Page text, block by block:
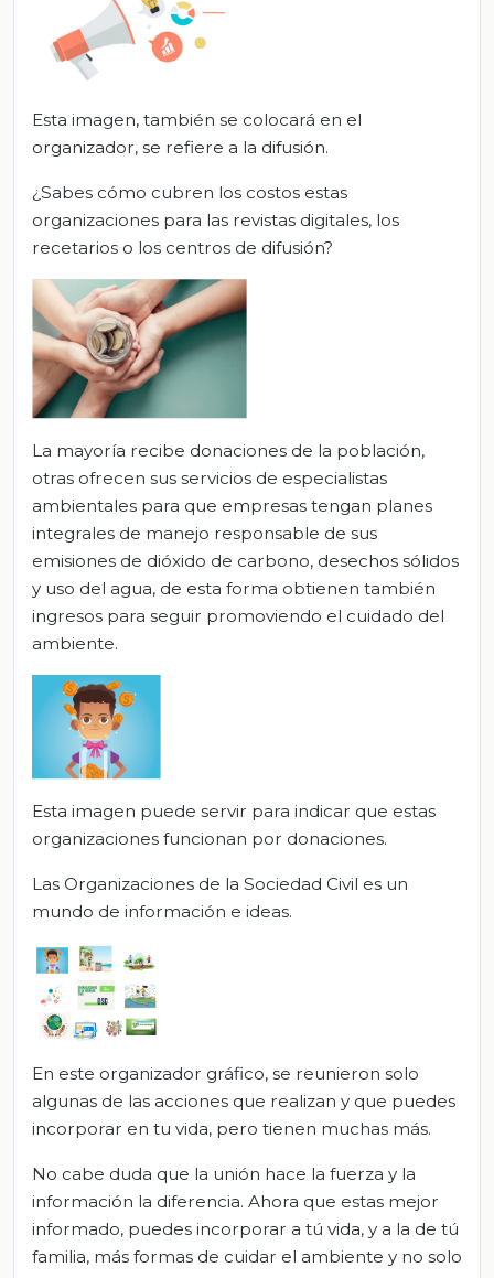
Esta imagen, también se colocará en el
organizador, se refiere a la difusión.
¿Sabes cómo cubren los costos estas
organizaciones para las revistas digitales, los
recetarios o los centros de difusión?
La mayoría recibe donaciones de la población,
otras ofrecen sus servicios de especialistas
ambientales para que empresas tengan planes
integrales de manejo responsable de sus
emisiones de dióxido de carbono, desechos sólidos
y uso del agua, de esta forma obtienen también
ingresos para seguir promoviendo el cuidado del
ambiente.
Esta imagen puede servir para indicar que estas
organizaciones funcionan por donaciones.
Las Organizaciones de la Sociedad Civil es un
mundo de información e ideas.
En este organizador gráfico, se reunieron solo
algunas de las acciones que realizan y que puedes
incorporar en tu vida, pero tienen muchas más.
No cabe duda que la unión hace la fuerza y la
información la diferencia. Ahora que estas mejor
informado, puedes incorporar a tú vida, y a la de tú
familia, más formas de cuidar el ambiente y no solo